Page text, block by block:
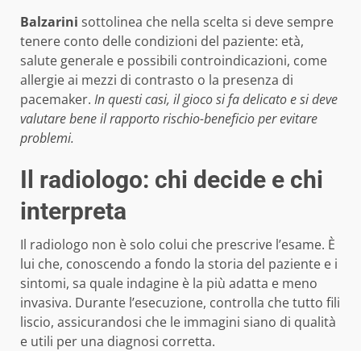
Balzarini sottolinea che nella scelta si deve sempre
tenere conto delle condizioni del paziente: età,
salute generale e possibili controindicazioni, come
allergie ai mezzi di contrasto o la presenza di
pacemaker. In questi casi, il gioco si fa delicato e si deve
valutare bene il rapporto rischio-beneficio per evitare
problemi.
Il radiologo: chi decide e chi
interpreta
Il radiologo non è solo colui che prescrive l’esame. È
lui che, conoscendo a fondo la storia del paziente e i
sintomi, sa quale indagine è la più adatta e meno
invasiva. Durante l’esecuzione, controlla che tutto fili
liscio, assicurandosi che le immagini siano di qualità
e utili per una diagnosi corretta.